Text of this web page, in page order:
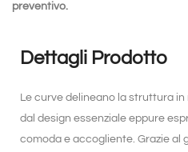
preventivo.
Dettagli Prodotto
Le curve delineano la struttura in
dal design essenziale eppure
comoda e accogliente. Grazie al